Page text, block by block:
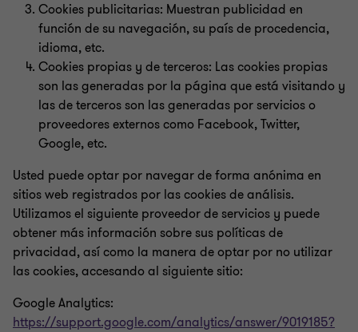
Cookies publicitarias: Muestran publicidad en
función de su navegación, su país de procedencia,
idioma, etc.
Cookies propias y de terceros: Las cookies propias
son las generadas por la página que está visitando y
las de terceros son las generadas por servicios o
proveedores externos como Facebook, Twitter,
Google, etc.
Usted puede optar por navegar de forma anónima en
sitios web registrados por las cookies de análisis.
Utilizamos el siguiente proveedor de servicios y puede
obtener más información sobre sus políticas de
privacidad, así como la manera de optar por no utilizar
las cookies, accesando al siguiente sitio:
Google Analytics:
https://support.google.com/analytics/answer/9019185?